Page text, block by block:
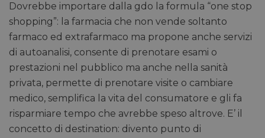
Dovrebbe importare dalla gdo la formula “one stop
shopping”: la farmacia che non vende soltanto
farmaco ed extrafarmaco ma propone anche servizi
di autoanalisi, consente di prenotare esami o
prestazioni nel pubblico ma anche nella sanità
privata, permette di prenotare visite o cambiare
medico, semplifica la vita del consumatore e gli fa
risparmiare tempo che avrebbe speso altrove. E’ il
concetto di destination: divento punto di